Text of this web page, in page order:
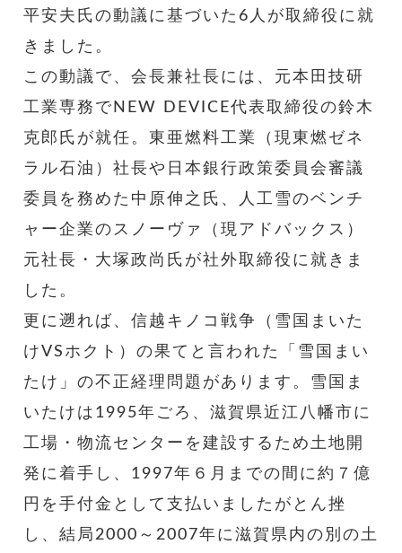
平安夫氏の動議に基づいた6人が取締役に就
きました。
この動議で、会長兼社長には、元本田技研
工業専務でNEW DEVICE代表取締役の鈴木
克郎氏が就任。東亜燃料工業（現東燃ゼネ
ラル石油）社長や日本銀行政策委員会審議
委員を務めた中原伸之氏、人工雪のベンチ
ャー企業のスノーヴァ（現アドバックス）
元社長・大塚政尚氏が社外取締役に就きま
した。
更に遡れば、信越キノコ戦争（雪国まいた
けVSホクト）の果てと言われた「雪国まい
たけ」の不正経理問題があります。雪国ま
いたけは1995年ごろ、滋賀県近江八幡市に
工場・物流センターを建設するため土地開
発に着手し、1997年６月までの間に約７億
円を手付金として支払いましたがとん挫
し、結局2000～2007年に滋賀県内の別の土